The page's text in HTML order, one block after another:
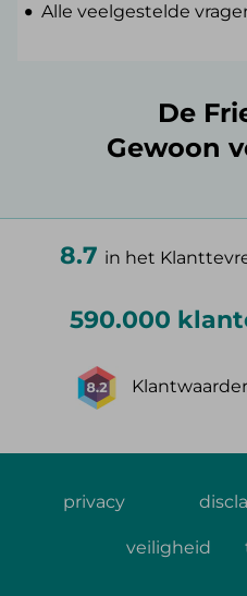
Alle veelgestelde
De
Gewoon
8.7 in het
590.000
privacy
veiligheid